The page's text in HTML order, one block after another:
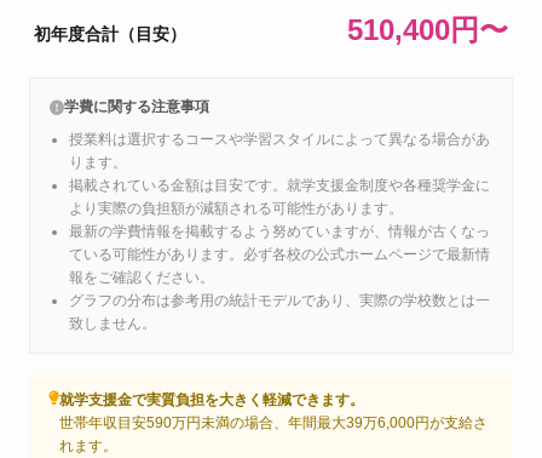
初年度合計（目安） 510,400円〜
学費に関する注意事項
授業料は選択するコースや学習スタイルによって異なる場合があ
ります。
掲載されている金額は目安です。就学支援金制度や各種奨学金に
より実際の負担額が減額される可能性があります。
最新の学費情報を掲載するよう努めていますが、情報が古くなっ
ている可能性があります。必ず各校の公式ホームページで最新情
報をご確認ください。
グラフの分布は参考用の統計モデルであり、実際の学校数とは一
致しません。
就学支援金で実質負担を大きく軽減できます。
世帯年収目安590万円未満の場合、年間最大39万6,000円が支給さ
れます。